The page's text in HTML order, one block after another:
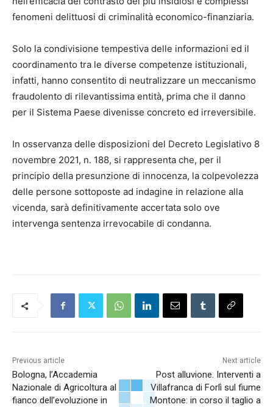
fenomeni delittuosi di criminalità economico-finanziaria.
Solo la condivisione tempestiva delle informazioni ed il
coordinamento tra le diverse competenze istituzionali,
infatti, hanno consentito di neutralizzare un meccanismo
fraudolento di rilevantissima entità, prima che il danno
per il Sistema Paese divenisse concreto ed irreversibile.
In osservanza delle disposizioni del Decreto Legislativo 8
novembre 2021, n. 188, si rappresenta che, per il
principio della presunzione di innocenza, la colpevolezza
delle persone sottoposte ad indagine in relazione alla
vicenda, sarà definitivamente accertata solo ove
intervenga sentenza irrevocabile di condanna.
Previous article
Bologna, l’Accademia
Nazionale di Agricoltura al
fianco dell’evoluzione in
Next article
Post alluvione. Interventi a
Villafranca di Forlì sul fiume
Montone: in corso il taglio a